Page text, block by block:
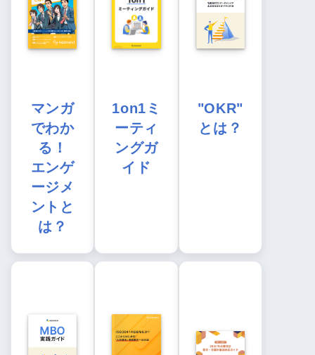
マンガ
でわか
る！
エンゲ
ージメ
ントと
は？
1on1ミ
ーティ
ングガ
イド
"OKR"
とは？